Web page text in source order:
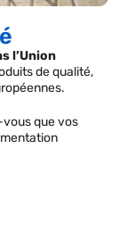
l’Union
de qualité,
vous que vos